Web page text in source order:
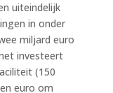
uiteindelijk
in onder
miljard euro
investeert
(150
euro om